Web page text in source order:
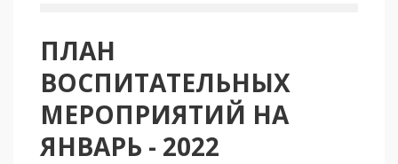
ПЛАН
ВОСПИТАТЕЛЬНЫХ
МЕРОПРИЯТИЙ НА
ЯНВАРЬ - 2022